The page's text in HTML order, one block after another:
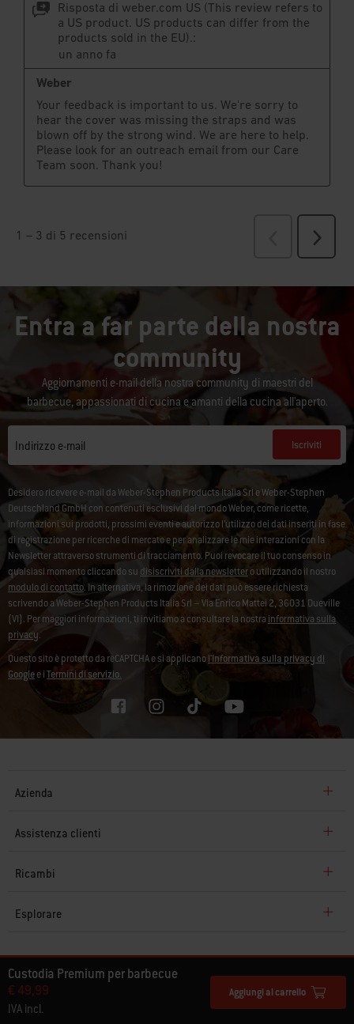
Custodia Premium per barbecue
€ 49,99
IVA incl.
Aggiungi al carrello
Entra a far parte della nostra
community
Aggiornamenti e-mail della nostra community di maestri del
barbecue, appassionati di cucina e amanti della cucina all'aperto.
Indirizzo e-mail Iscriviti
Desidero ricevere e-mail da Weber-Stephen Products Italia Srl e Weber-Stephen
Deutschland GmbH con contenuti esclusivi dal mondo Weber, come ricette,
informazioni sui prodotti, prossimi eventi e autorizzo l’utilizzo dei dati inseriti in fase
di registrazione per ricerche di mercato e per analizzare le mie interazioni con la
Newsletter attraverso strumenti di tracciamento. Puoi revocare il tuo consenso in
qualsiasi momento cliccando su disiscriviti dalla newslettero utilizzando il nostro
modulo di contatto. In alternativa, la rimozione dei dati può essere richiesta
scrivendo a Weber-Stephen Products Italia Srl – Via Enrico Mattei 2, 36031 Dueville
(VI). Per maggiori informazioni, ti invitiamo a consultare la nostra informativa sulla
privacy.
Questo sito è protetto da reCAPTCHA e si applicanol'Informativa sulla privacy di
Googlee iTermini di servizio.
Azienda
Assistenza clienti
Ricambi
Esplorare
© Weber 2026. Tutti i diritti riservati.